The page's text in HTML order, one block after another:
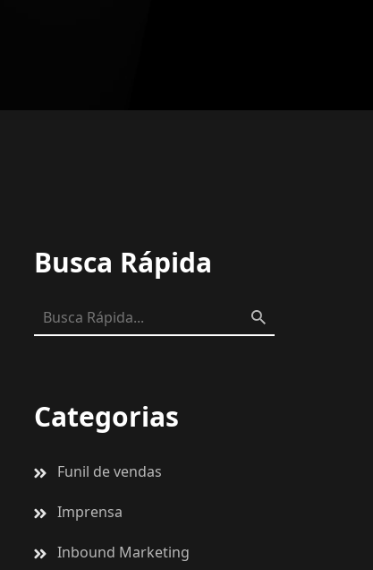
Busca Rápida
Categorias
Funil de vendas
Imprensa
Inbound Marketing